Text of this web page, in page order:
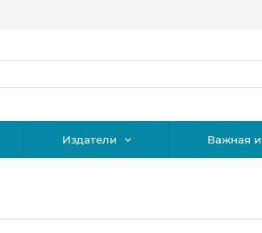
Издатели Важная